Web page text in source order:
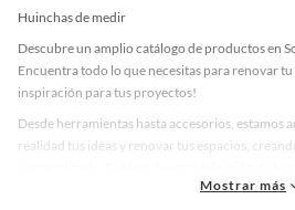
Huinchas de medir
Descubre un amplio catálogo de productos en
Encuentra todo lo que necesitas para renovar
inspiración para tus proyectos!
Desde herramientas hasta accesorios, estamos
realidad tus ideas y renovar tus espacios,
accesorios de calidad que te ayudarán a crear un
Mostrar más